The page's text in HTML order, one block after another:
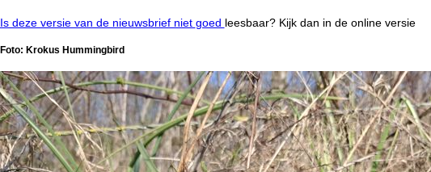
Is deze versie van de nieuwsbrief niet goed leesbaar? Kijk dan in de online versie
Foto: Krokus Hummingbird